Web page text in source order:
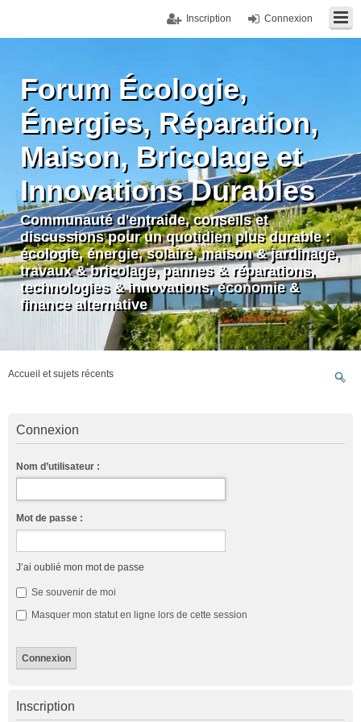
Connexion
Inscription
Forum Écologie,
Énergies, Réparation,
Maison, Bricolage et
Innovations Durables
Communauté d'entraide, conseils et
discussions pour un quotidien plus durable :
écologie, énergie, solaire, maison & jardinage,
travaux & bricolage, pannes & réparations,
technologies & innovations, économie &
finance alternative
Accueil et sujets récents
Connexion
Nom d’utilisateur :
Mot de passe :
J’ai oublié mon mot de passe
Se souvenir de moi
Masquer mon statut en ligne lors de cette session
Inscription